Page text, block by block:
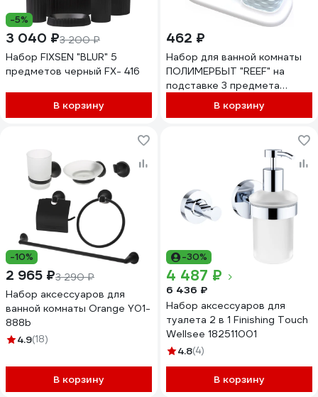
-5%
3 040 ₽3 200 ₽
Набор FIXSEN "BLUR" 5
предметов черный FX- 416
В корзину
462 ₽
Набор для ванной комнаты
ПОЛИМЕРБЫТ "REEF" на
подставке 3 предмета
4337202 433713300
В корзину
-10%
2 965 ₽3 290 ₽
Набор аксессуаров для
ванной комнаты Orange Y01-
888b
4.9(18)
В корзину
-30%
4 487 ₽
6 436 ₽
Набор аксессуаров для
туалета 2 в 1 Finishing Touch
Wellsee 182511001
4.8(4)
В корзину